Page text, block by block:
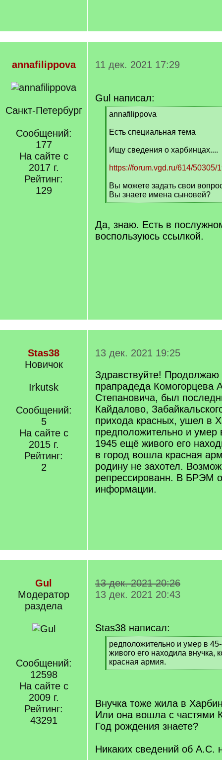
annafilippova
Санкт-Петербург
Сообщений:
177
На сайте с
2017 г.
Рейтинг:
129
11 дек. 2021 17:29
Gul написал:
[
]
annafilippova
Есть специальная тема
Ищу сведения о харбинцах....
https://forum.vgd.ru/614/50305/
Вы можете задать свои
Вы знаете имена сыновей?
[
]
Да, знаю. Есть в
воспользуюсь ссылкой.
Stas38
Новичок
Irkutsk
Сообщений:
5
На сайте с
2015 г.
Рейтинг:
2
13 дек. 2021 19:25
Здравствуйте! Продолжаю
прапрадеда Комогорцева
Степановича, был
Кайдалово,
прихода красных, ушел в
предположительно и умер
1945 ещё живого его
в город вошла красная
родину не захотел.
репрессированн. В БРЭМ
информации.
Gul
Модератор
раздела
Сообщений:
12598
На сайте с
2009 г.
Рейтинг:
43291
13 дек. 2021 20:26
13 дек. 2021 20:43
Stas38 написал:
[
q
]
редположительно и умер в
живого его находила внучка,
красная армия.
[
Внучка тоже жила в
Или она вошла с частями
Год рождения знаете?
Никаких сведений об А.С.